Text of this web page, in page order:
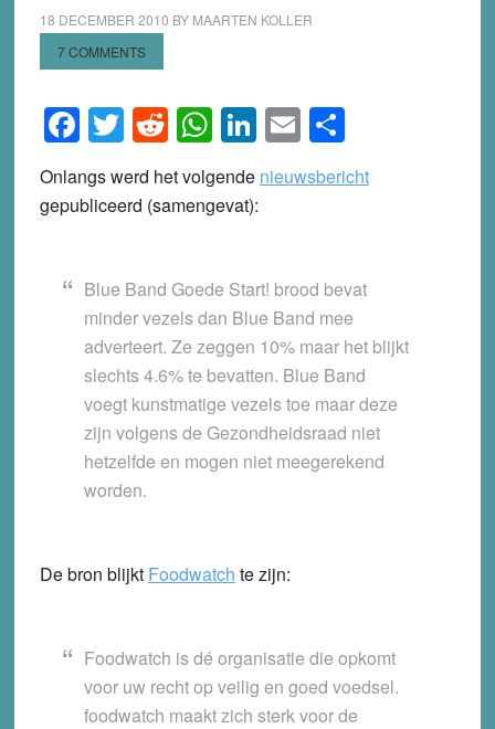
18 DECEMBER 2010 BY MAARTEN KOLLER
7 COMMENTS
Facebook
Twitter
Reddit
WhatsApp
LinkedIn
EmailShare
Onlangs werd het volgende nieuwsbericht
gepubliceerd (samengevat):
Blue Band Goede Start! brood bevat
minder vezels dan Blue Band mee
adverteert. Ze zeggen 10% maar het blijkt
slechts 4.6% te bevatten. Blue Band
voegt kunstmatige vezels toe maar deze
zijn volgens de Gezondheidsraad niet
hetzelfde en mogen niet meegerekend
worden.
De bron blijkt Foodwatch te zijn:
Foodwatch is dé organisatie die opkomt
voor uw recht op veilig en goed voedsel.
foodwatch maakt zich sterk voor de